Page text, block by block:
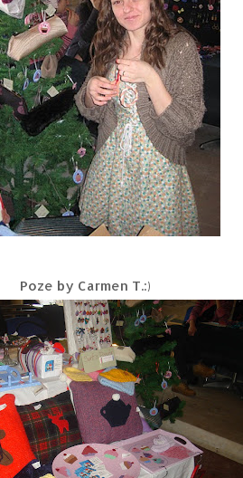
Poze by Carmen T.:)